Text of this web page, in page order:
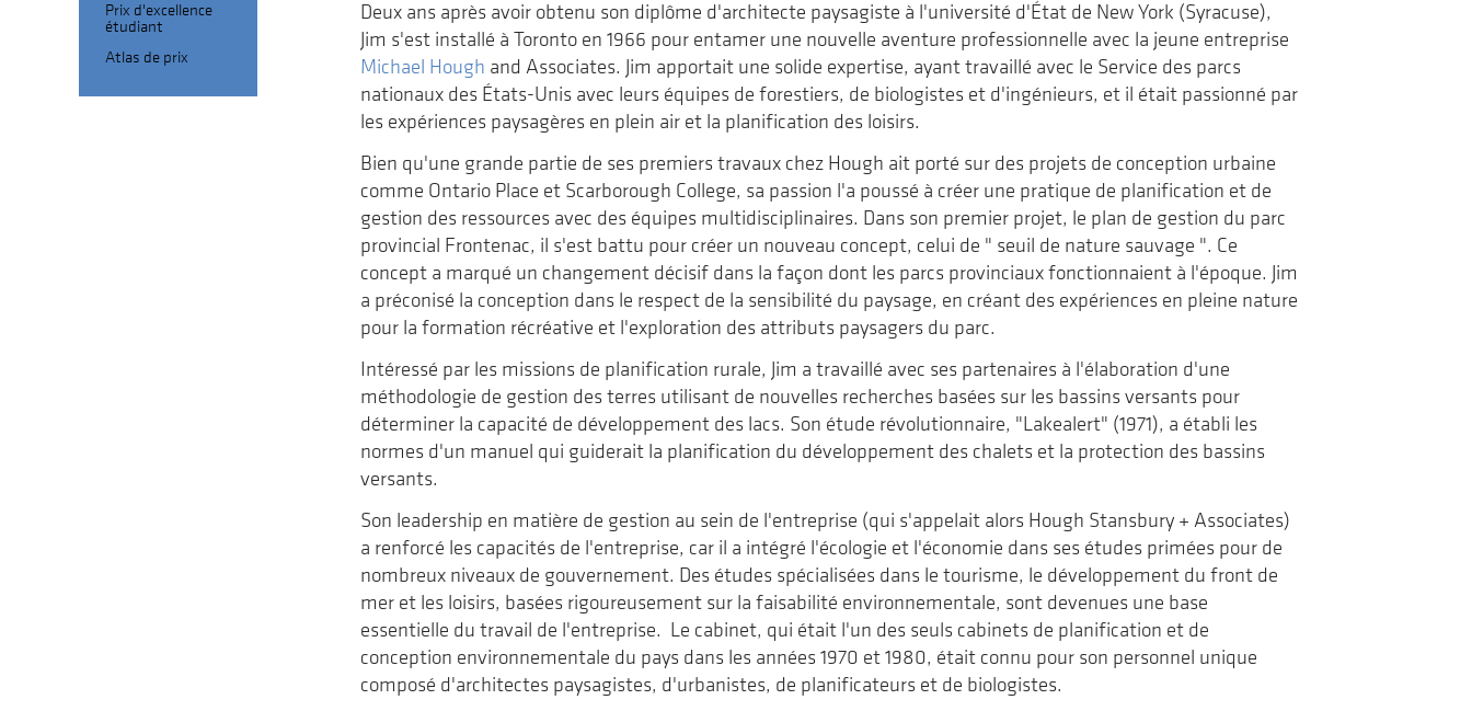
de
la
revue
Landscapes|Paysages
voyage
Deux ans après avoir obtenu son diplôme d'architecte paysagiste à l'université d'État de New York (Syracuse),
Jim s'est installé à Toronto en 1966 pour entamer une nouvelle aventure professionnelle avec la jeune entreprise
Michael Hough and Associates. Jim apportait une solide expertise, ayant travaillé avec le Service des parcs
nationaux des États-Unis avec leurs équipes de forestiers, de biologistes et d'ingénieurs, et il était passionné par
les expériences paysagères en plein air et la planification des loisirs.
Bien qu'une grande partie de ses premiers travaux chez Hough ait porté sur des projets de conception urbaine
comme Ontario Place et Scarborough College, sa passion l'a poussé à créer une pratique de planification et de
gestion des ressources avec des équipes multidisciplinaires. Dans son premier projet, le plan de gestion du parc
provincial Frontenac, il s'est battu pour créer un nouveau concept, celui de " seuil de nature sauvage ". Ce
concept a marqué un changement décisif dans la façon dont les parcs provinciaux fonctionnaient à l'époque. Jim
a préconisé la conception dans le respect de la sensibilité du paysage, en créant des expériences en pleine nature
pour la formation récréative et l'exploration des attributs paysagers du parc.
Intéressé par les missions de planification rurale, Jim a travaillé avec ses partenaires à l'élaboration d'une
méthodologie de gestion des terres utilisant de nouvelles recherches basées sur les bassins versants pour
déterminer la capacité de développement des lacs. Son étude révolutionnaire, "Lakealert" (1971), a établi les
normes d'un manuel qui guiderait la planification du développement des chalets et la protection des bassins
versants.
Son leadership en matière de gestion au sein de l'entreprise (qui s'appelait alors Hough Stansbury + Associates)
a renforcé les capacités de l'entreprise, car il a intégré l'écologie et l'économie dans ses études primées pour de
nombreux niveaux de gouvernement. Des études spécialisées dans le tourisme, le développement du front de
mer et les loisirs, basées rigoureusement sur la faisabilité environnementale, sont devenues une base
essentielle du travail de l'entreprise. Le cabinet, qui était l'un des seuls cabinets de planification et de
conception environnementale du pays dans les années 1970 et 1980, était connu pour son personnel unique
composé d'architectes paysagistes, d'urbanistes, de planificateurs et de biologistes.
Prix d'excellence
étudiant
Atlas de prix